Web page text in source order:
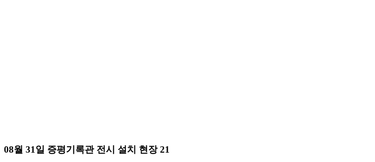
08월 31일 증평기록관 전시 설치 현장 21